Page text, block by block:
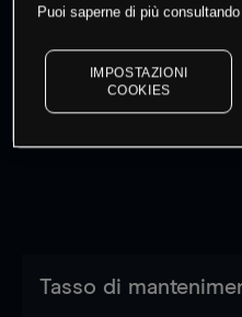
I prezzi sono solo indicativi.
dati di mercato
Tasso di
Puoi saperne di più
IMPOSTAZIONI
COOKIES